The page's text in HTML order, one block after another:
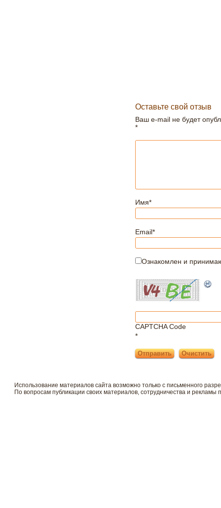
Оставьте свой отзыв
Ваш e-mail не будет
*
Имя*
Email*
Ознакомлен и
CAPTCHA Code
*
Использование материалов сайта возможно только с письменного
По вопросам публикации своих материалов, сотрудничества и